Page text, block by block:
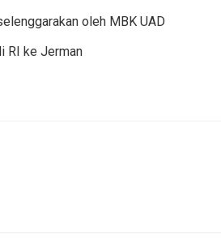
oleh MBK UAD
RI ke Jerman